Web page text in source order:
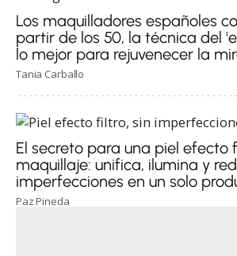
Los maquilladores españoles
partir de los 50, la técnica del
lo mejor para rejuvenecer la
Tania Carballo
El secreto para una piel efecto
maquillaje: unifica, ilumina y
imperfecciones en un solo
Paz Pineda